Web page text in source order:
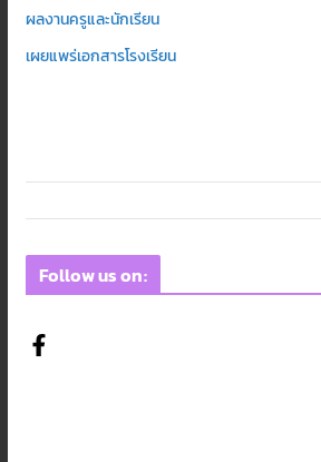
ผลงานครูและนักเรียน
เผยแพร่เอกสารโรงเรียน
Follow us on: